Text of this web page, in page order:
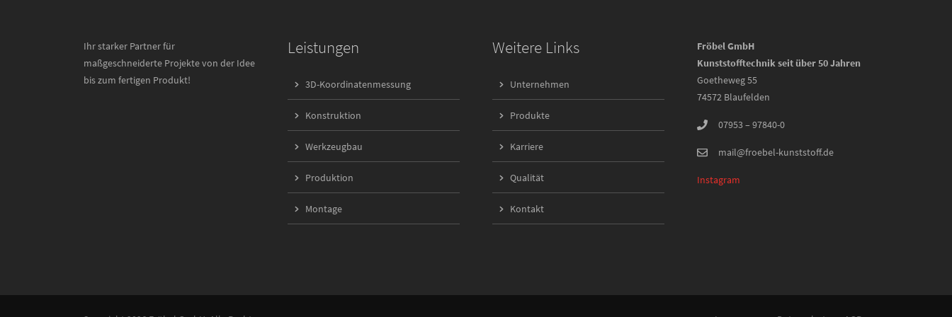
Ihr starker Partner für
maßgeschneiderte Projekte von der Idee
bis zum fertigen Produkt!
Leistungen
3D-Koordinatenmessung
Konstruktion
Werkzeugbau
Produktion
Montage
Weitere Links
Unternehmen
Produkte
Karriere
Qualität
Kontakt
Fröbel GmbH
Kunststofftechnik seit über 50 Jahren
Goetheweg 55
74572 Blaufelden
07953 – 97840-0
mail@froebel-kunststoff.de
Instagram